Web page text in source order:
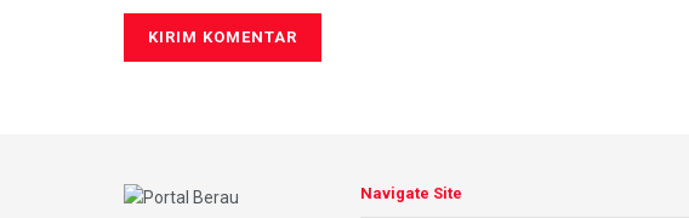
Navigate Site